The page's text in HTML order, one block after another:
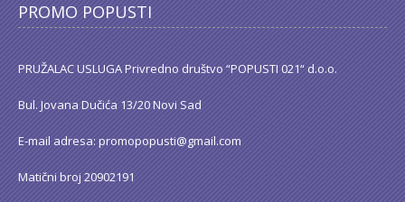
PROMO POPUSTI
PRUŽALAC USLUGA Privredno društvo “POPUSTI 021“ d.o.o.
Bul. Jovana Dučića 13/20 Novi Sad
E-mail adresa: promopopusti@gmail.com
Matični broj 20902191